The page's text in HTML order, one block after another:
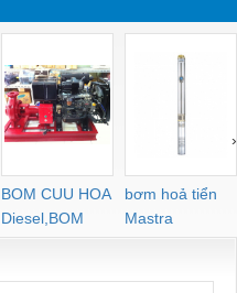
BOM CUU HOA
Diesel,BOM
CHUA CHAY
bơm hoả tiển
Mastra
›